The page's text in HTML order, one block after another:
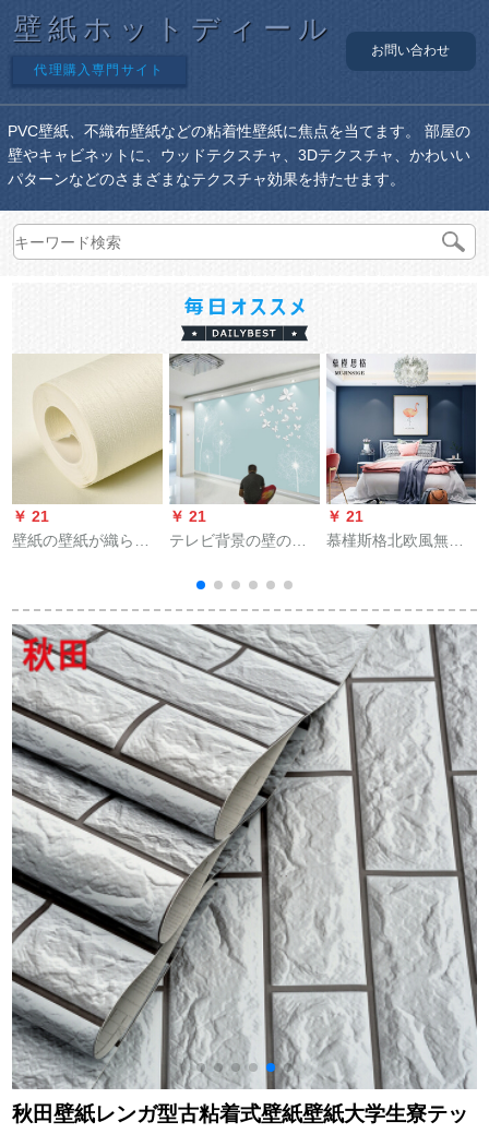
壁紙ホットディール
代理購入専門サイト
お問い合わせ
PVC壁紙、不織布壁紙などの粘着性壁紙に焦点を当てます。 部屋の
壁やキャビネットに、ウッドテクスチャ、3Dテクスチャ、かわいい
パターンなどのさまざまなテクスチャ効果を持たせます。
￥ 21
壁紙の壁紙が織られ
书斎非粘着式です。
テストを一巻にして
ください。长さは9.2
メトル、幅は0.53メ
トルです。SD 0644
￥ 21
テレビ背景の壁の壁
の壁壁の壁壁の壁壁
の壁壁壁の壁壁壁の
壁壁壁の壁壁壁の壁
壁壁の壁壁壁壁の壁
壁壁の壁壁壁の壁壁
壁の壁壁壁の壁壁の
壁壁の壁壁の壁壁の
壁壁壁の壁壁の壁壁
壁の壁壁の壁壁壁壁
の壁の壁壁壁の壁の
壁壁壁壁壁の壁壁の
壁壁壁壁の壁壁壁の
壁壁壁壁壁壁の壁壁
壁壁の壁壁壁壁壁
￥ 21
慕槿斯格北欧風無地
ブルル服屋現代ins壁
紙104ミッドネルネル
秋田壁紙レンガ型古粘着式壁紙壁紙大学生寮テッ